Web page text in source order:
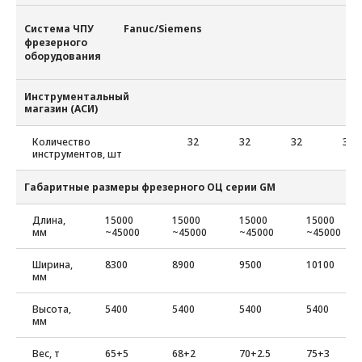
Система ЧПУ
фрезерного
оборудования
Fanuc/Siemens
Инструментальный
магазин (АСИ)
Количество
инструментов, шт
32 32 32 32
Габаритные размеры фрезерного ОЦ серии GM
Длина,
мм
15000
~45000
15000
~45000
15000
~45000
15000
~45000
Ширина,
мм
8300 8900 9500 10100
Высота,
мм
5400 5400 5400 5400
Вес, т 65+5 68+2 70+2.5 75+3